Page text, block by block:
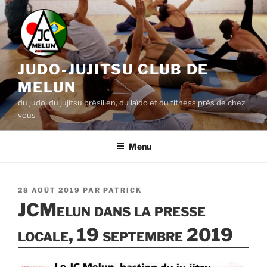
Aller
au
contenu
principal
JUDO-JUJITSU CLUB DE
MELUN
du judo, du jujitsu brésilien, du iaïdo et du fitness près de chez
vous
Menu
PUBLIÉ
28 AOÛT 2019 PAR PATRICK
JCMelun dans la presse
locale, 19 septembre 2019